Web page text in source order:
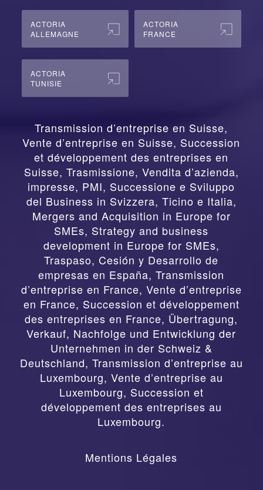
ACTORIA
ALLEMAGNE
ACTORIA
FRANCE
ACTORIA
TUNISIE
Transmission d’entreprise en Suisse,
Vente d’entreprise en Suisse, Succession
et développement des entreprises en
Suisse, Trasmissione, Vendita d’azienda,
impresse, PMI, Successione e Sviluppo
del Business in Svizzera, Ticino e Italia,
Mergers and Acquisition in Europe for
SMEs, Strategy and business
development in Europe for SMEs,
Traspaso, Cesión y Desarrollo de
empresas en España,Transmission
d’entreprise en France, Vente d’entreprise
en France, Succession et développement
des entreprises en France, Übertragung,
Verkauf, Nachfolge und Entwicklung der
Unternehmen in der Schweiz &
Deutschland, Transmission d’entreprise au
Luxembourg, Vente d’entreprise au
Luxembourg, Succession et
développement des entreprises au
Luxembourg.
Mentions Légales